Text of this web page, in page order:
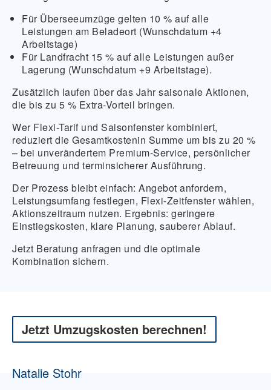
Für Überseeumzüge gelten 10 % auf alle
Leistungen am Beladeort (Wunschdatum +4
Arbeitstage)
Für Landfracht 15 % auf alle Leistungen außer
Lagerung (Wunschdatum +9 Arbeitstage).
Zusätzlich laufen über das Jahr saisonale Aktionen,
die bis zu 5 % Extra-Vorteil bringen.
Wer Flexi-Tarif und Saisonfenster kombiniert,
reduziert die Gesamtkostenin Summe um bis zu 20 %
– bei unverändertem Premium-Service, persönlicher
Betreuung und terminsicherer Ausführung.
Der Prozess bleibt einfach: Angebot anfordern,
Leistungsumfang festlegen, Flexi-Zeitfenster wählen,
Aktionszeitraum nutzen. Ergebnis: geringere
Einstiegskosten, klare Planung, sauberer Ablauf.
Jetzt Beratung anfragen und die optimale
Kombination sichern.
Jetzt Umzugskosten berechnen!
Natalie Stohr